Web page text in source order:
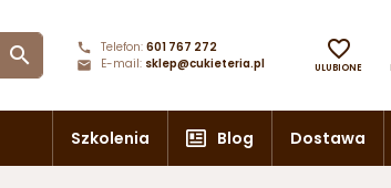
 Telefon: 601 767 272
E-mail: sklep@cukieteria.pl

ULUBIONE
Szkolenia Blog Dostawa